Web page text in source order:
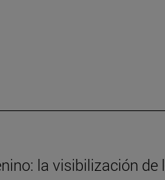
la visibilización de